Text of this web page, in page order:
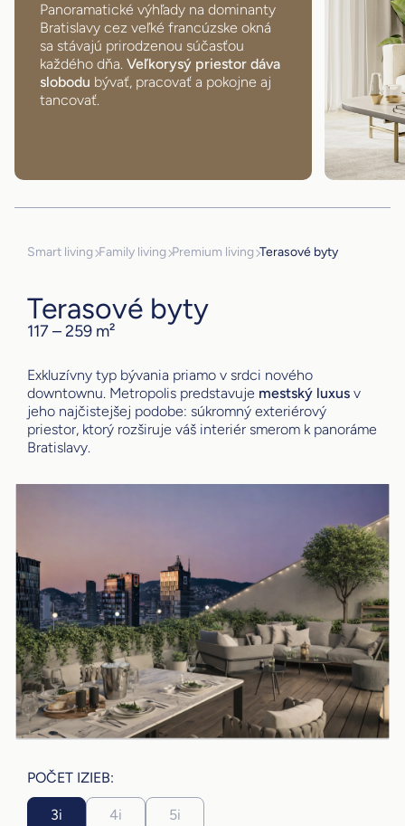
Panoramatické výhľady na dominanty
Bratislavy cez veľké francúzske okná
sa stávajú prirodzenou súčasťou
každého dňa. Veľkorysý priestor dáva
slobodu bývať, pracovať a pokojne aj
tancovať.
Smart living Family living Premium living Terasové byty
Terasové byty
117 – 259 m²
Exkluzívny typ bývania priamo v srdci nového
downtownu. Metropolis predstavuje mestský luxus v
jeho najčistejšej podobe: súkromný exteriérový
priestor, ktorý rozširuje váš interiér smerom k panoráme
Bratislavy.
POČET IZIEB:
3i 4i 5i